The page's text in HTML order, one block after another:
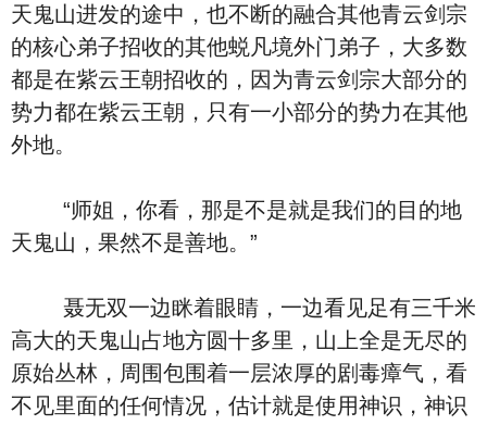
天鬼山进发的途中，也不断的融合其他青云剑宗
的核心弟子招收的其他蜕凡境外门弟子，大多数
都是在紫云王朝招收的，因为青云剑宗大部分的
势力都在紫云王朝，只有一小部分的势力在其他
外地。
“师姐，你看，那是不是就是我们的目的地
天鬼山，果然不是善地。”
聂无双一边眯着眼睛，一边看见足有三千米
高大的天鬼山占地方圆十多里，山上全是无尽的
原始丛林，周围包围着一层浓厚的剧毒瘴气，看
不见里面的任何情况，估计就是使用神识，神识